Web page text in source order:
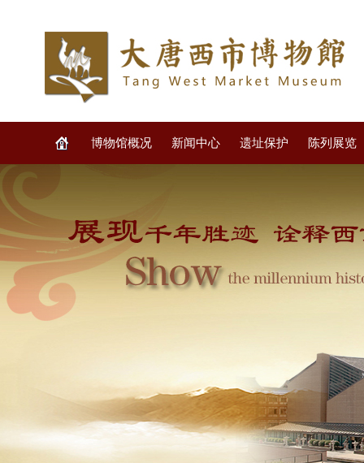
博物馆概况 新闻中心 遗址保护 陈列展览